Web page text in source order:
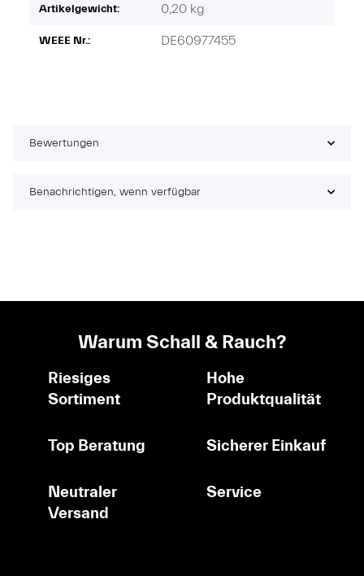
Artikelgewicht: 0,20 kg
WEEE Nr.: DE60977455
Bewertungen
Benachrichtigen, wenn verfügbar
Warum Schall & Rauch?
Riesiges
Sortiment
Hohe
Produktqualität
Top Beratung Sicherer Einkauf
Neutraler
Versand
Service